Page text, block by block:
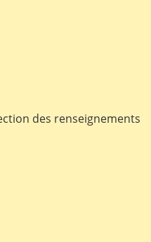
des renseignements